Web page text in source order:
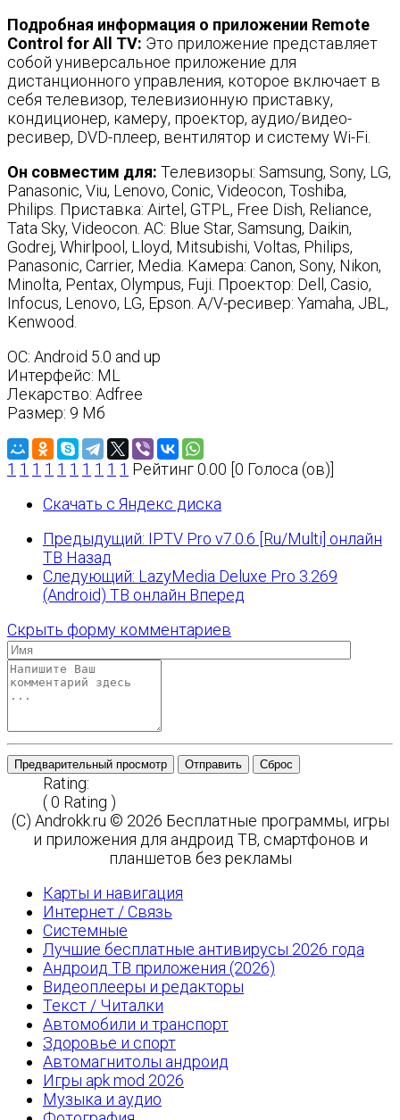
Подробная информация о приложении Remote
Control for All TV: Это приложение представляет
собой универсальное приложение для
дистанционного управления, которое включает в
себя телевизор, телевизионную приставку,
кондиционер, камеру, проектор, аудио/видео-
ресивер, DVD-плеер, вентилятор и систему Wi-Fi.
Он совместим для: Телевизоры: Samsung, Sony, LG,
Panasonic, Viu, Lenovo, Conic, Videocon, Toshiba,
Philips. Приставка: Airtel, GTPL, Free Dish, Reliance,
Tata Sky, Videocon. AC: Blue Star, Samsung, Daikin,
Godrej, Whirlpool, Lloyd, Mitsubishi, Voltas, Philips,
Panasonic, Carrier, Media. Камера: Canon, Sony, Nikon,
Minolta, Pentax, Olympus, Fuji. Проектор: Dell, Casio,
Infocus, Lenovo, LG, Epson. A/V-ресивер: Yamaha, JBL,
Kenwood.
OС: Android 5.0 and up
Интерфейс: ML
Лекарство: Adfree
Размер: 9 Мб
1 1 1 1 1 1 1 1 1 1 Рейтинг 0.00 [0 Голоса (ов)]
Скачать с Яндекс диска
Предыдущий: IPTV Pro v7.0.6 [Ru/Multi] онлайн
ТВ Назад
Следующий: LazyMedia Deluxe Pro 3.269
(Android) ТВ онлайн Вперед
Скрыть форму комментариев
Предварительный просмотр Отправить Сброс
Rating:
( 0 Rating )
(C) Androkk.ru © 2026 Бесплатные программы, игры
и приложения для андроид ТВ, смартфонов и
планшетов без рекламы
Карты и навигация
Интернет / Связь
Системные
Лучшие бесплатные антивирусы 2026 года
Андроид ТВ приложения (2026)
Видеоплееры и редакторы
Текст / Читалки
Автомобили и транспорт
Здоровье и спорт
Автомагнитолы андроид
Игры apk mod 2026
Музыка и аудио